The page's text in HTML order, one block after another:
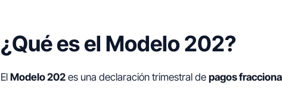
¿Qué es el Modelo 202?
El Modelo 202 es una declaración trimestral de pagos